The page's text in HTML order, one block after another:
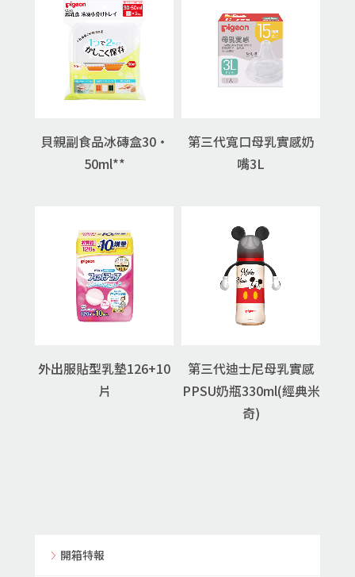
貝親副食品冰磚盒30・
50ml**
第三代寬口母乳實感奶
嘴3L
外出服貼型乳墊126+10
片
第三代迪士尼母乳實感
PPSU奶瓶330ml(經典米
奇)
開箱特報